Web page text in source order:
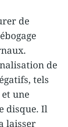
de
de
tels
une
disque. Il
laisser